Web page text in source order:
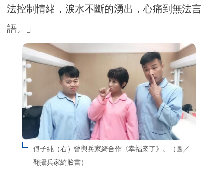
法控制情緒，淚水不斷的湧出，心痛到無法言
語。」
傅子純（右）曾與兵家綺合作《幸福來了》。（圖／
翻攝兵家綺臉書）